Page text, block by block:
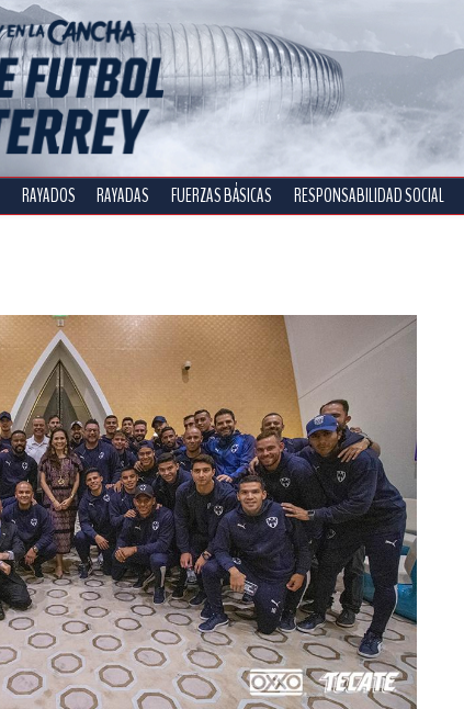
RAYADOS RAYADAS FUERZAS BÁSICAS RESPONSABILIDAD SOCIAL